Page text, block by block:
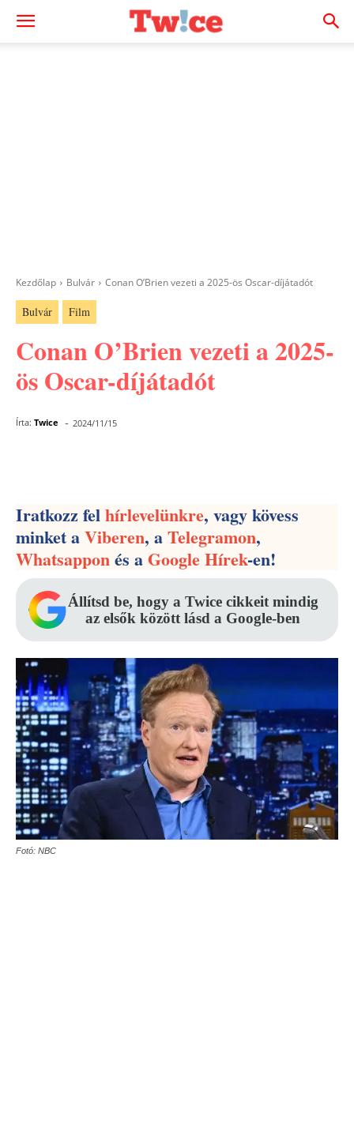
Kezdőlap Bulvár Conan O’Brien vezeti a 2025-ös Oscar-díjátadót
Bulvár Film
Conan O’Brien vezeti a 2025-
ös Oscar-díjátadót
Írta: Twice - 2024/11/15
Iratkozz felhírlevelünkre, vagy kövess
minket aViberen, aTelegramon,
Whatsapponés aGoogle Hírek-en!
Állítsd be, hogy a Twice cikkeit mindig
az elsők között lásd a Google-ben
Fotó: NBC